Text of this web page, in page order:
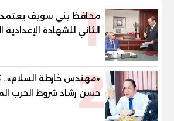
1
محافظ بني سويف يعتمد
الثاني للشهادة
والنور للمكفوفين
2
«مهندس خارطة السلام»..
حسن رشاد شروط الحرب
"خارطة طريق" للانسحاب